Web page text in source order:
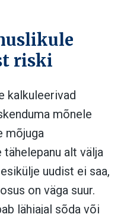
riski
kalkuleerivad
mõnele
mõjuga
alt välja
uudist ei saa,
on väga suur.
lähiajal sõda või